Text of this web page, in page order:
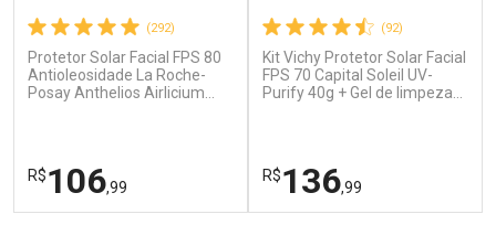
Ativar Desconto
Comprar sem Desconto
Ativar Desconto
Comprar sem Desconto
(292)
Protetor Solar Facial FPS 80
Antioleosidade La Roche-
Posay Anthelios Airlicium
R$106,99
(92)
Kit Vichy Protetor Solar Facial
FPS 70 Capital Soleil UV-
Purify 40g + Gel de limpeza
R$136,99